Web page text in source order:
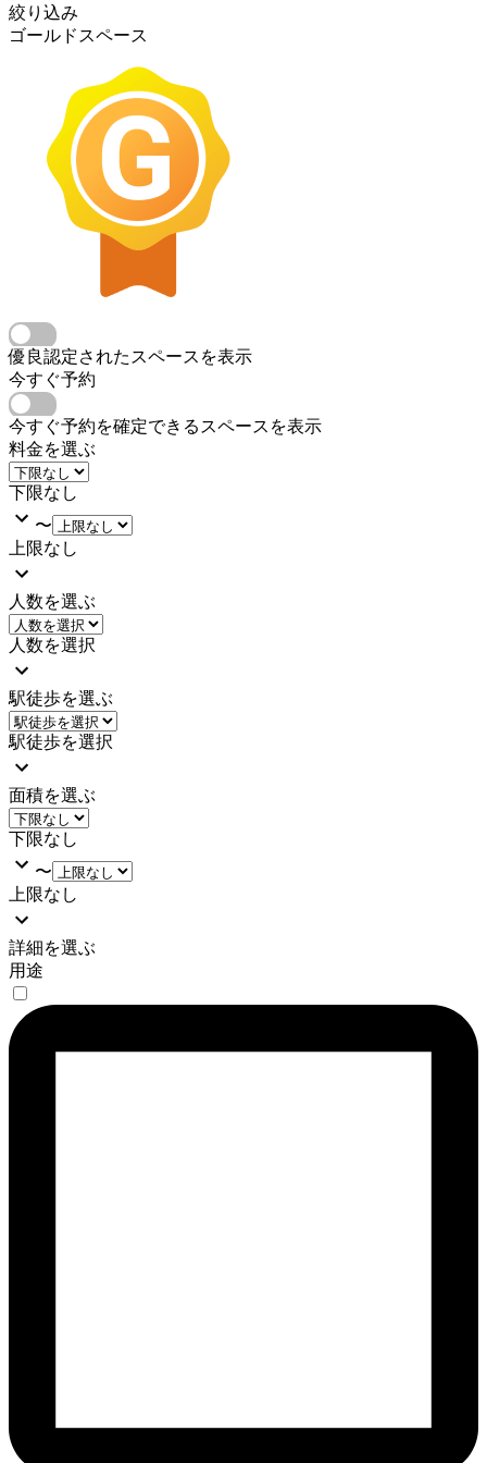
絞り込み
ゴールドスペース
優良認定されたスペースを表示
今すぐ予約
今すぐ予約を確定できるスペースを表示
料金を選ぶ
下限なし
〜
上限なし
人数を選ぶ
人数を選択
駅徒歩を選ぶ
駅徒歩を選択
面積を選ぶ
下限なし
〜
上限なし
詳細を選ぶ
用途